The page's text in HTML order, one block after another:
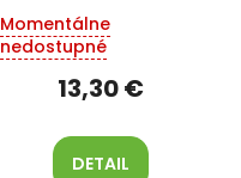
Momentálne
nedostupné
13,30 €
DETAIL